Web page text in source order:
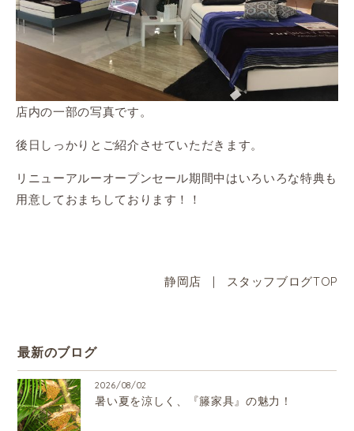
店内の一部の写真です。
後日しっかりとご紹介させていただきます。
リニューアルーオープンセール期間中はいろいろな特典も
用意しておまちしております！！
静岡店 | スタッフブログTOP
最新のブログ
2026/08/02
暑い夏を涼しく、『籐家具』の魅力！